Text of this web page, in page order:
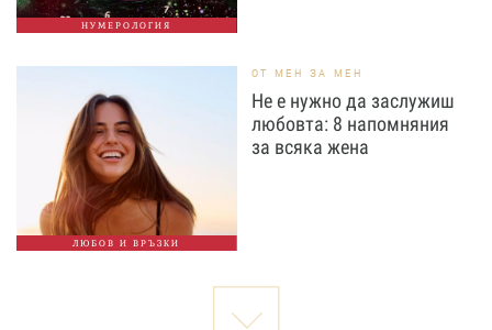
НУМЕРОЛОГИЯ
ЛЮБОВ И ВРЪЗКИ
ОТ МЕН ЗА МЕН
Не е нужно да заслужиш
любовта: 8 напомняния
за всяка жена